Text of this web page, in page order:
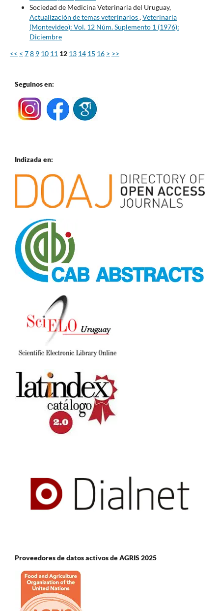
Sociedad de Medicina Veterinaria del Uruguay,
Actualización de temas veterinarios,Veterinaria
(Montevideo): Vol. 12 Núm. Suplemento 1 (1976):
Diciembre
<< < 78 9 10 11 12 13 14 15 16 > >>
Seguinos en:
Indizada en:
Proveedores de datos activos de AGRIS 2025